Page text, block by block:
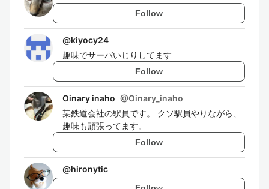
Follow
@kiyocy24
趣味でサーバいじりしてます
Follow
Oinary inaho @Oinary_inaho
某鉄道会社の駅員です。 クソ駅員やりながら、
趣味も頑張ってます。
Follow
@hironytic